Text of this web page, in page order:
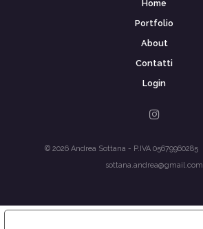
Home
Portfolio
About
Contatti
Login
© 2026Andrea Sottana - P.IVA ‭05679960285‬
sottana.andrea@gmail.com